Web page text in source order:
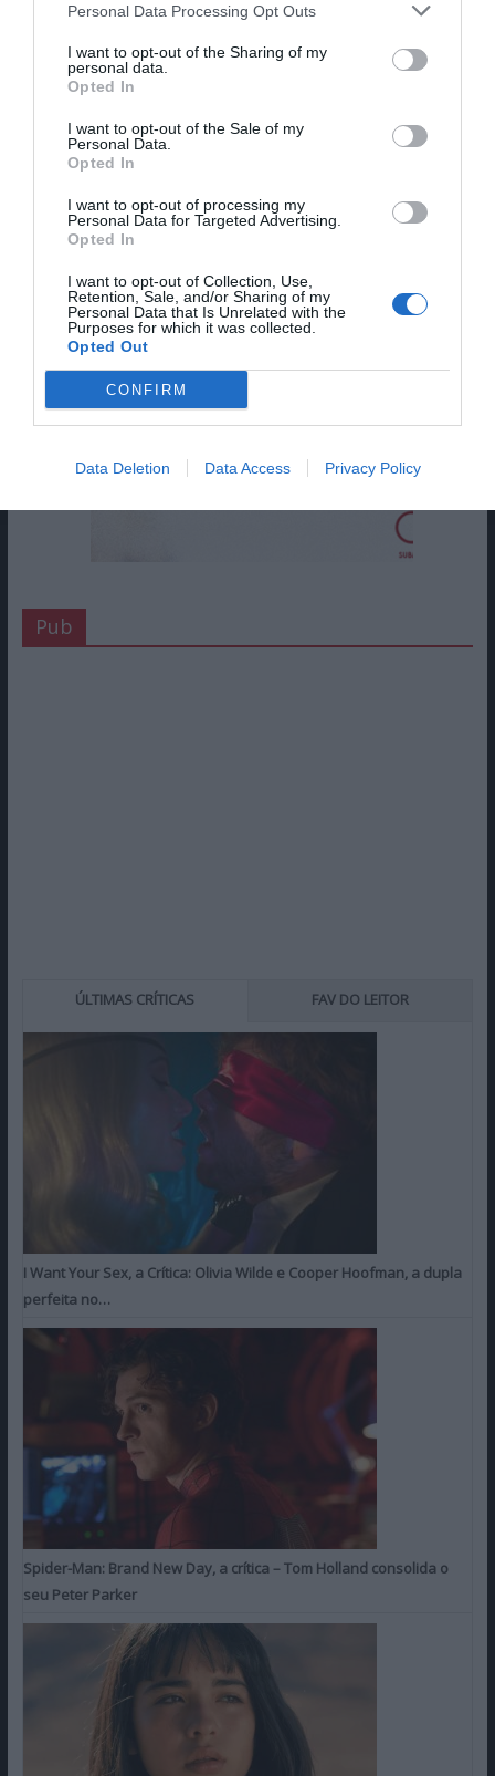
Personal Data Processing Opt Outs
I want to opt-out of the Sharing of my
personal data.
Opted In
I want to opt-out of the Sale of my
Personal Data.
Opted In
I want to opt-out of processing my
Personal Data for Targeted Advertising.
Opted In
I want to opt-out of Collection, Use,
Retention, Sale, and/or Sharing of my
Personal Data that Is Unrelated with the
Purposes for which it was collected.
Opted Out
CONFIRM
Data Deletion Data Access Privacy Policy
Pub
ÚLTIMAS CRÍTICAS FAV DO LEITOR
I Want Your Sex, a Crítica: Olivia Wilde e Cooper Hoofman, a dupla
perfeita no…
Spider-Man: Brand New Day, a crítica – Tom Holland consolida o
seu Peter Parker